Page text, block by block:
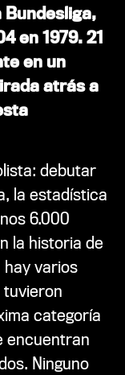
en 1979. 21
en un
atrás a
debutar
la estadística
6.000
la historia de
hay varios
tuvieron
categoría
encuentran
Ninguno